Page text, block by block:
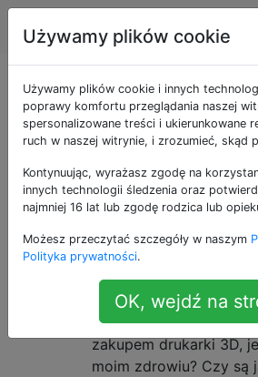
drukowanie 3d
Pytania
jako safety
5
Czy drukowanie
bezpieczne dla
Chciałbym kupić
się o zagrożenia dla
działaniem. Niektóre
twierdzą, że może to
ludzi. Co muszę wziąć
zakupem drukarki 3D,
moim zdrowiu? Czy są
Używamy plików cookie
Używamy plików cookie i innych
poprawy komfortu przeglądania naszej
spersonalizowane treści i ukierunkowane
ruch w naszej witrynie, i zrozumieć, skąd
Kontynuując, wyrażasz zgodę na
innych technologii śledzenia oraz
najmniej 16 lat lub zgodę rodzica lub
Możesz przeczytać szczegóły w naszym
Polityka prywatności.
OK, wejdź na